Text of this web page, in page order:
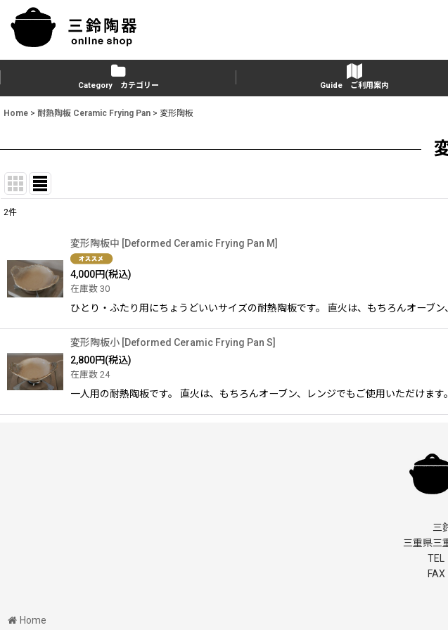
Category カテゴリー Guide ご利用案内
Home > 耐熱陶板 Ceramic Frying Pan > 変形陶板
並び順:
2件
変形陶板中 [Deformed Ceramic Frying Pan M]
4,000円(税込)
在庫数 30
ひとり・ふたり用にちょうどいいサイズの耐熱陶板です。 直火は、もちろんオーブ
変形陶板小 [Deformed Ceramic Frying Pan S]
2,800円(税込)
在庫数 24
一人用の耐熱陶板です。 直火は、もちろんオーブン、レンジでもご使用いただけま
三
三重県三
TEL
Home